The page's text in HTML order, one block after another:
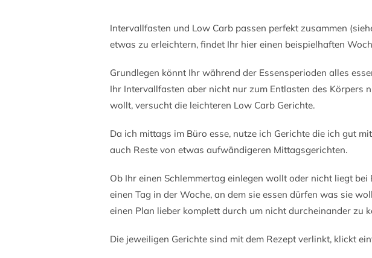
Intervallfasten und Low Carb passen perfekt zusammen
etwas zu erleichtern, findet Ihr hier einen beispielhaften
Grundlegen könnt Ihr während der Essensperioden alles
Ihr Intervallfasten aber nicht nur zum Entlasten des Körpers
wollt, versucht die leichteren Low Carb Gerichte.
Da ich mittags im Büro esse, nutze ich Gerichte die ich gut
auch Reste von etwas aufwändigeren Mittagsgerichten.
Ob Ihr einen Schlemmertag einlegen wollt oder nicht liegt bei
einen Tag in der Woche, an dem sie essen dürfen was sie
einen Plan lieber komplett durch um nicht durcheinander zu
Die jeweiligen Gerichte sind mit dem Rezept verlinkt, klickt